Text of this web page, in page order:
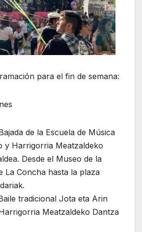
para el fin de semana:
de la Escuela de Música
y Harrigorria Meatzaldeko
Desde el Museo de la
La Concha hasta la plaza
tradicional Jota eta Arin
Meatzaldeko Dantza